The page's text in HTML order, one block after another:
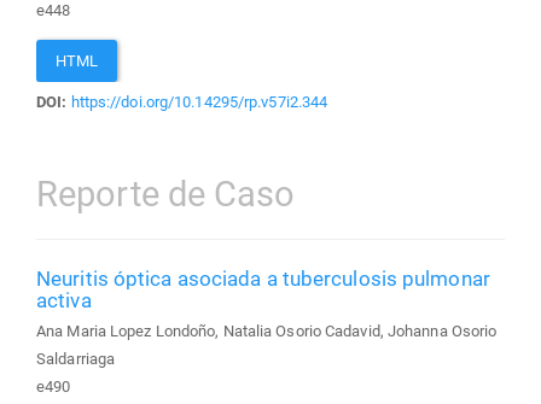
e448
HTML
DOI: https://doi.org/10.14295/rp.v57i2.344
Reporte de Caso
Neuritis óptica asociada a tuberculosis pulmonar
activa
Ana Maria Lopez Londoño, Natalia Osorio Cadavid, Johanna Osorio
Saldarriaga
e490